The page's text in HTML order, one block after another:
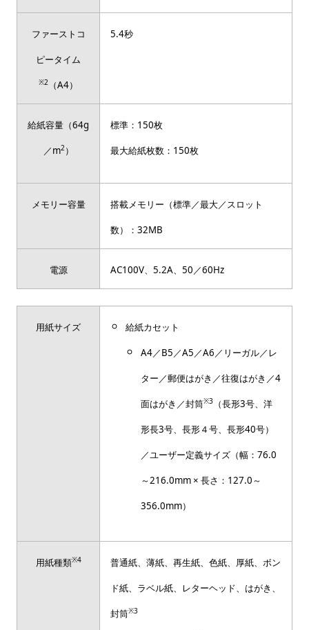
ファーストコ
ピータイム
※2 （A4）
5.4秒
給紙容量（64g
／m2）
標準：150枚
最大給紙枚数：150枚
メモリー容量 搭載メモリー（標準／最大／スロット
数）：32MB
電源 AC100V、5.2A、50／60Hz
用紙サイズ 給紙カセット
A4／B5／A5／A6／リーガル／レ
ター／郵便はがき／往復はがき／4
面はがき／封筒※3 （長形3号、洋
形長3号、長形４号、長形40号）
／ユーザー定義サイズ（幅：76.0
～216.0mm × 長さ：127.0～
356.0mm）
用紙種類※4 普通紙、薄紙、再生紙、色紙、厚紙、ボン
ド紙、ラベル紙、レターヘッド、はがき、
封筒※3